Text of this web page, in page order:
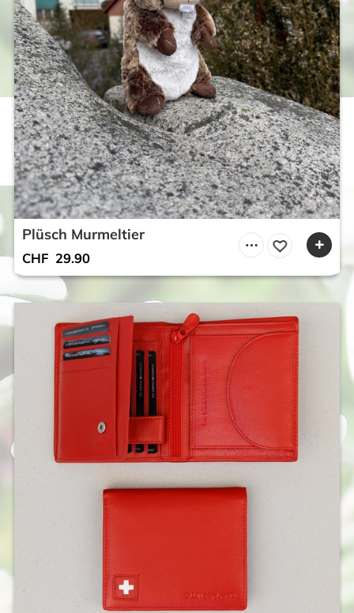
Plüsch Murmeltier
CHF 29.90